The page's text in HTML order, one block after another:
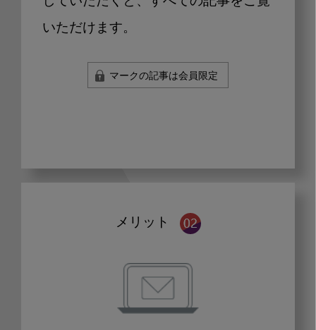
いただけます。
マークの記事は会員限定
メリット